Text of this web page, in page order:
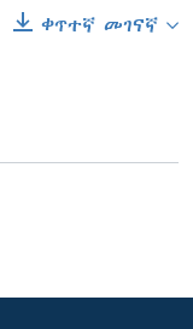
ቀጥተኛ መገናኛ